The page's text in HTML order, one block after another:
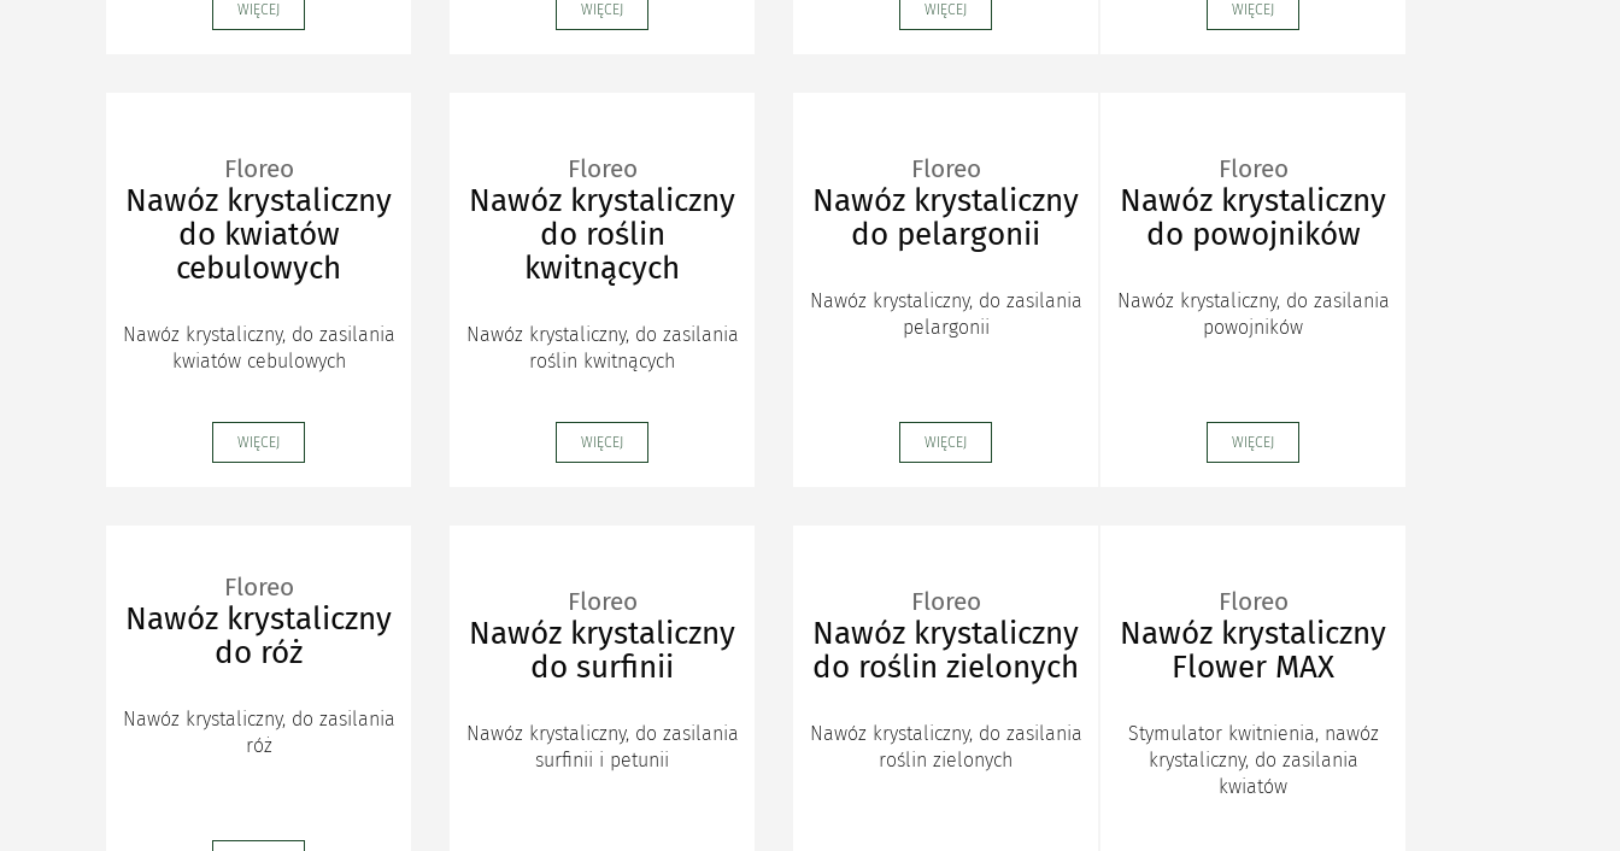
WIĘCEJ WIĘCEJ WIĘCEJ WIĘCEJ
Floreo
Nawóz krystaliczny
do kwiatów
cebulowych
Nawóz krystaliczny, do zasilania
kwiatów cebulowych
WIĘCEJ
Floreo
Nawóz krystaliczny
do roślin
kwitnących
Nawóz krystaliczny, do zasilania
roślin kwitnących
WIĘCEJ
Floreo
Nawóz krystaliczny
do pelargonii
Nawóz krystaliczny, do zasilania
pelargonii
WIĘCEJ
Floreo
Nawóz krystaliczny
do powojników
Nawóz krystaliczny, do zasilania
powojników
WIĘCEJ
Floreo
Nawóz krystaliczny
do róż
Nawóz krystaliczny, do zasilania
róż
Floreo
Nawóz krystaliczny
do surfinii
Nawóz krystaliczny, do zasilania
surfinii i petunii
Floreo
Nawóz krystaliczny
do roślin zielonych
Nawóz krystaliczny, do zasilania
roślin zielonych
Floreo
Nawóz krystaliczny
Flower MAX
Stymulator kwitnienia, nawóz
krystaliczny, do zasilania
kwiatów